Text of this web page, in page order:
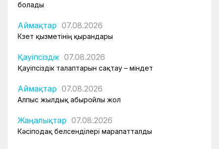
болады
Аймақтар 07.08.2026
Күзет қызметінің қырандары
Қауіпсіздік 07.08.2026
Қауіпсіздік талаптарын сақтау – міндет
Аймақтар 07.08.2026
Алпыс жылдық абыройлы жол
Жаңалықтар 07.08.2026
Кәсіподақ белсенділері марапатталды